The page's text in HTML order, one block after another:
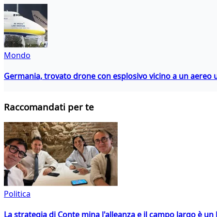
Mondo
Germania, trovato drone con esplosivo vicino a un aereo
Raccomandati per te
Politica
La strategia di Conte mina l'alleanza e il campo largo è